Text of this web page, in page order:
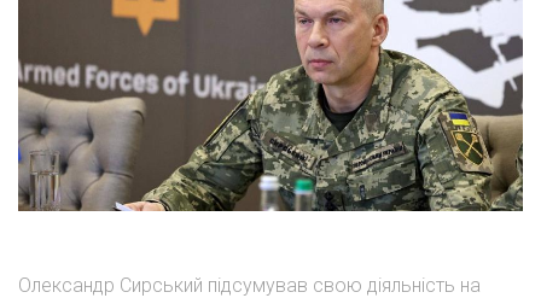
Олександр Сирський підсумував свою діяльність на